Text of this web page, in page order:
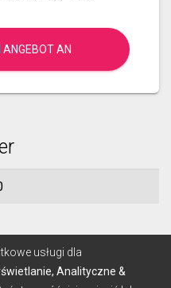
ANGEBOT AN
usługi dla
Analityczne &